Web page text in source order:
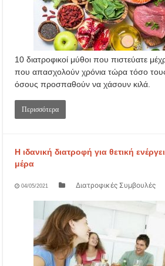
10 διατροφικοί μύθοι που πιστεύατε
που απασχολούν χρόνια τώρα τόσο
όσους προσπαθούν να χάσουν κιλά.
Περισσότερα
Η ιδανική διατροφή για θετική
μέρα
04/05/2021 Διατροφικές Συμβουλές